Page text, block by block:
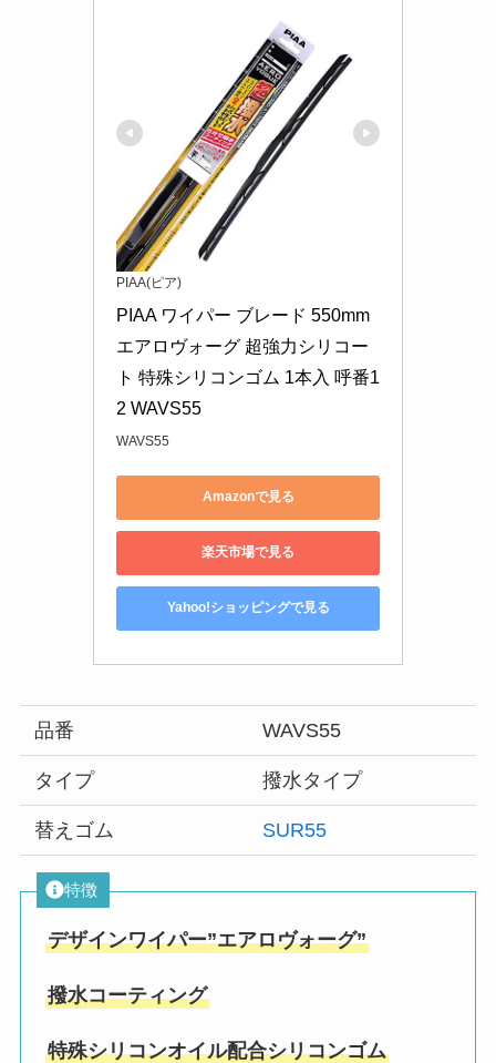
PIAA(ピア)
PIAA ワイパー ブレード 550mm
エアロヴォーグ 超強力シリコー
ト 特殊シリコンゴム 1本入 呼番1
2 WAVS55
WAVS55
Amazonで見る
楽天市場で見る
Yahoo!ショッピングで見る
品番 WAVS55
タイプ 撥水タイプ
替えゴム SUR55
特徴
デザインワイパー”エアロヴォーグ”
撥水コーティング
特殊シリコンオイル配合シリコンゴム